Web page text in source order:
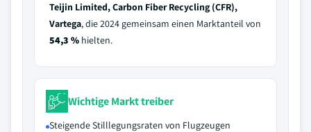
Teijin Limited, Carbon Fiber Recycling (CFR),
Vartega, die 2024 gemeinsam einen Marktanteil von
54,3 % hielten.
Wichtige Markt treiber
Steigende Stilllegungsraten von Flugzeugen